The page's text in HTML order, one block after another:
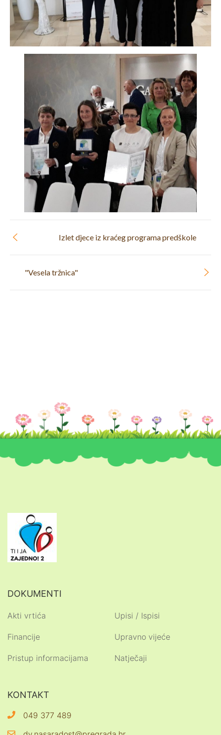
"Vesela tržnica"
Izlet djece iz kraćeg programa predškole
DOKUMENTI
Akti vrtića
Financije
Pristup informacijama
Upisi / Ispisi
Upravno vijeće
Natječaji
KONTAKT
049 377 489